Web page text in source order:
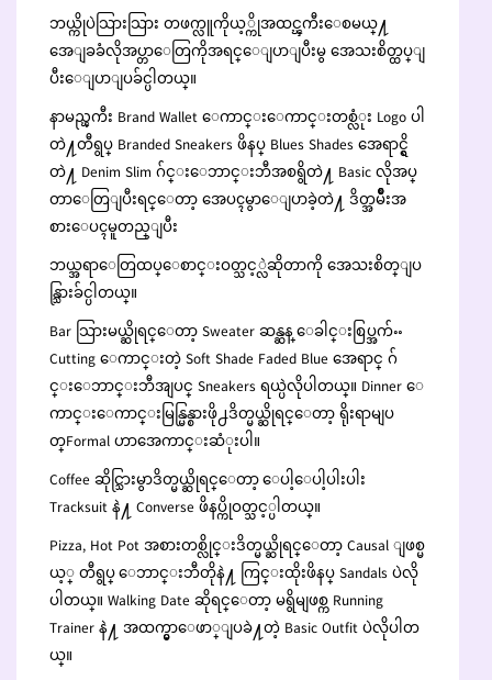
ဘယ္ကိုပဲသြားသြား တဖက္လူကိုယ့္ကိုအထင္ၾကီးေစမယ္႔
အေျခခံလိုအပ္တာေတြကိုအရင္ေျပာျပီးမွ အေသးစိတ္ထပ္ျ
ပီးေျပာျပခ်င္ပါတယ္။
နာမည္ၾကီး Brand Wallet ေကာင္းေကာင္းတစ္လံုး Logo ပါ
တဲ႔တီရွပ္ Branded Sneakers ဖိနပ္ Blues Shades အေရာင္ရွိ
တဲ႔ Denim Slim ဂ်င္းေဘာင္းဘီအစရွိတဲ႔ Basic လိုအပ္
တာေတြျပီးရင္ေတာ့ အေပၚမွာေျပာခဲ့တဲ႔ ဒိတ္အမ်ိဳးအ
စားေပၚမူတည္ျပီး
ဘယ္အရာေတြထပ္ေစာင္းဝတ္သင့္လဲဆိုတာကို အေသးစိတ္ျပ
န္သြားခ်င္ပါတယ္။
Bar သြားမယ္ဆိုရင္ေတာ့ Sweater ဆန္ဆန္ ေခါင္းစြပ္အက်ႌ
Cutting ေကာင္းတဲ့ Soft Shade Faded Blue အေရာင္ ဂ်
င္းေဘာင္းဘီအျပင္ Sneakers ရယ္ပဲလိုပါတယ္။ Dinner ေ
ကာင္းေကာင္းမြန္မြန္စားဖို႕ဒိတ္မယ္ဆိုရင္ေတာ့ ရိုးရာမျပ
တ္Formal ဟာအေကာင္းဆံုးပါ။
Coffee ဆိုင္သြားမွာဒိတ္မယ္ဆိုရင္ေတာ့ ေပါ့ေပါ့ပါးပါး
Tracksuit နဲ႔ Converse ဖိနပ္ကိုဝတ္သင့္ပါတယ္။
Pizza, Hot Pot အစားတစ္လိုင္းဒိတ္မယ္ဆိုရင္ေတာ့ Causal ျဖစ္မ
ယ့္ တီရွပ္ ေဘာင္းဘီတိုနဲ႔ ကြင္းထိုးဖိနပ္ Sandals ပဲလို
ပါတယ္။ Walking Date ဆိုရင္ေတာ့ မရွိမျဖစ္က Running
Trainer နဲ႔ အထက္မွာေဖာ္ျပခဲ႔တဲ့ Basic Outfit ပဲလိုပါတ
ယ္။